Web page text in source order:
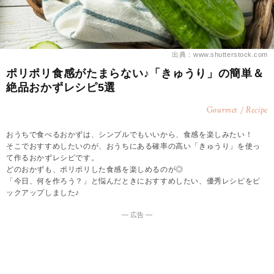
出典：www.shutterstock.com
ポリポリ食感がたまらない♪「きゅうり」の簡単＆
絶品おかずレシピ5選
Gourmet / Recipe
おうちで食べるおかずは、シンプルでもいいから、食感を楽しみたい！
そこでおすすめしたいのが、おうちにある確率の高い「きゅうり」を使っ
て作るおかずレシピです。
どのおかずも、ポリポリした食感を楽しめるのが◎
「今日、何を作ろう？」と悩んだときにおすすめしたい、優秀レシピをピ
ックアップしました♪
― 広告 ―